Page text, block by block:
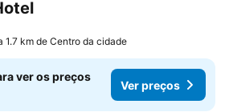
1.7 km de Centro da cidade
ver os preços
Ver preços